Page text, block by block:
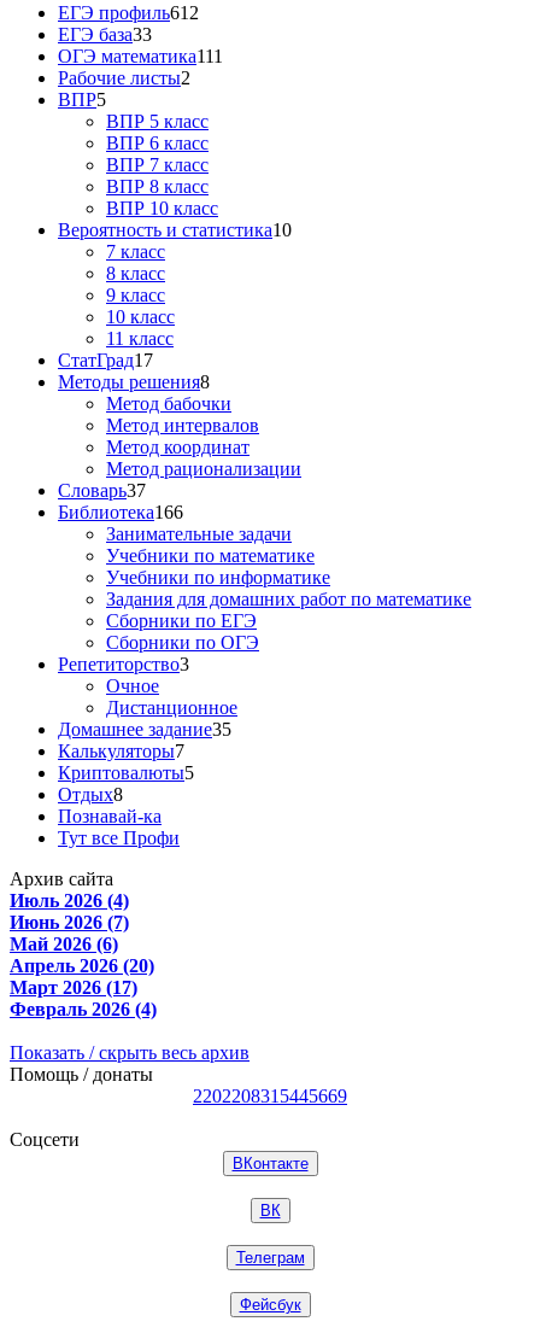
ЕГЭ профиль612
ЕГЭ база33
ОГЭ математика111
Рабочие листы2
ВПР5
ВПР 5 класс
ВПР 6 класс
ВПР 7 класс
ВПР 8 класс
ВПР 10 класс
Вероятность и статистика10
7 класс
8 класс
9 класс
10 класс
11 класс
СтатГрад17
Методы решения8
Метод бабочки
Метод интервалов
Метод координат
Метод рационализации
Словарь37
Библиотека166
Занимательные задачи
Учебники по математике
Учебники по информатике
Задания для домашних работ по математике
Сборники по ЕГЭ
Сборники по ОГЭ
Репетиторство3
Очное
Дистанционное
Домашнее задание35
Калькуляторы7
Криптовалюты5
Отдых8
Познавай-ка
Тут все Профи
Архив сайта
Июль 2026 (4)
Июнь 2026 (7)
Май 2026 (6)
Апрель 2026 (20)
Март 2026 (17)
Февраль 2026 (4)
Показать / скрыть весь архив
Помощь / донаты
2202208315445669
Соцсети
ВКонтакте
ВК
Телеграм
Фейсбук